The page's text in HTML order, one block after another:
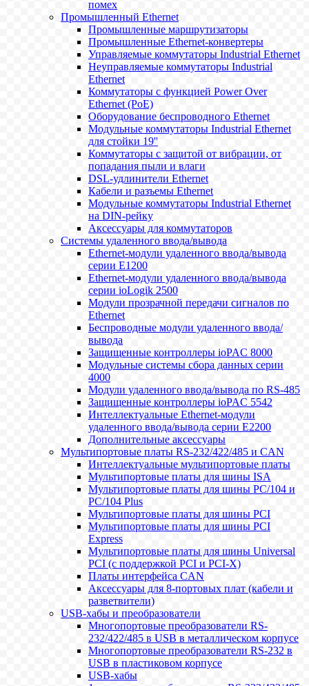
помех
Промышленный Ethernet
Промышленные маршрутизаторы
Промышленные Ethernet-конвертеры
Управляемые коммутаторы Industrial Ethernet
Неуправляемые коммутаторы Industrial
Ethernet
Коммутаторы с функцией Power Over
Ethernet (PoE)
Оборудование беспроводного Ethernet
Модульные коммутаторы Industrial Ethernet
для стойки 19''
Коммутаторы с защитой от вибрации, от
попадания пыли и влаги
DSL-удлинители Ethernet
Кабели и разъемы Ethernet
Модульные коммутаторы Industrial Ethernet
на DIN-рейку
Аксессуары для коммутаторов
Системы удаленного ввода/вывода
Ethernet-модули удаленного ввода/вывода
серии E1200
Ethernet-модули удаленного ввода/вывода
серии ioLogik 2500
Модули прозрачной передачи сигналов по
Ethernet
Беспроводные модули удаленного ввода/
вывода
Защищенные контроллеры ioPAC 8000
Модульные системы сбора данных серии
4000
Модули удаленного ввода/вывода по RS-485
Защищенные контроллеры ioPAC 5542
Интеллектуальные Ethernet-модули
удаленного ввода/вывода серии E2200
Дополнительные аксессуары
Мультипортовые платы RS-232/422/485 и CAN
Интеллектуальные мультипортовые платы
Мультипортовые платы для шины ISA
Мультипортовые платы для шины PC/104 и
PC/104 Plus
Мультипортовые платы для шины PCI
Мультипортовые платы для шины PCI
Express
Мультипортовые платы для шины Universal
PCI (с поддержкой PCI и PCI-X)
Платы интерфейса CAN
Аксессуары для 8-портовых плат (кабели и
разветвители)
USB-хабы и преобразователи
Многопортовые преобразователи RS-
232/422/485 в USB в металлическом корпусе
Многопортовые преобразователи RS-232 в
USB в пластиковом корпусе
USB-хабы